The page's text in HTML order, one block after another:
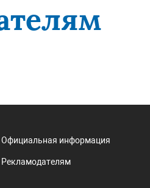
Официальная информация
Рекламодателям